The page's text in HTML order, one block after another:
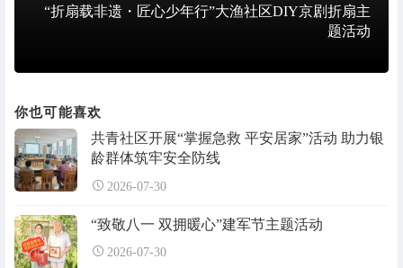
“折扇载非遗・匠心少年行”大渔社区DIY京剧折扇主
题活动
你也可能喜欢
共青社区开展“掌握急救 平安居家”活动 助力银
龄群体筑牢安全防线
2026-07-30
“致敬八一 双拥暖心”建军节主题活动
2026-07-30